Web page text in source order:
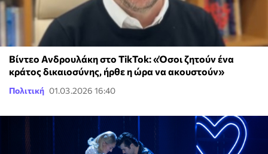
Βίντεο Ανδρουλάκη στο TikTok: «Όσοι ζητούν ένα
κράτος δικαιοσύνης, ήρθε η ώρα να ακουστούν»
Πολιτική 01.03.2026 16:40